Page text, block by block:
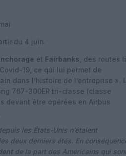
du 4 juin.
et Fairbanks , des routes
19, ce qui lui permet de
dans l’histoire de l’entreprise ».
767-300ER tri-classe (classe
devant être opérées en Airbus
les États-Unis n’étaient
deux derniers étés. En
de la part des Américains qui